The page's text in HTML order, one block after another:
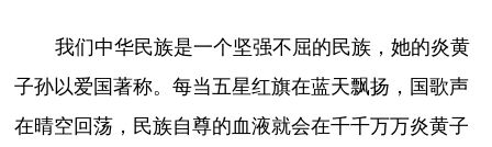
我们中华民族是一个坚强不屈的民族，她的炎黄
子孙以爱国著称。每当五星红旗在蓝天飘扬，国歌声
在晴空回荡，民族自尊的血液就会在千千万万炎黄子